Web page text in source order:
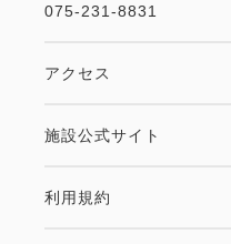
075-231-8831
アクセス
施設公式サイト
利用規約